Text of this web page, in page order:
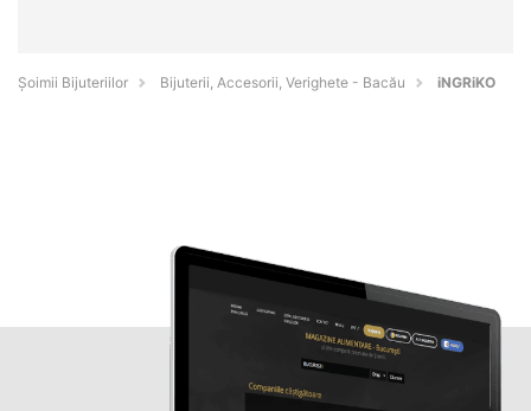
Şoimii Bijuteriilor Bijuterii, Accesorii, Verighete - Bacău iNGRiKO